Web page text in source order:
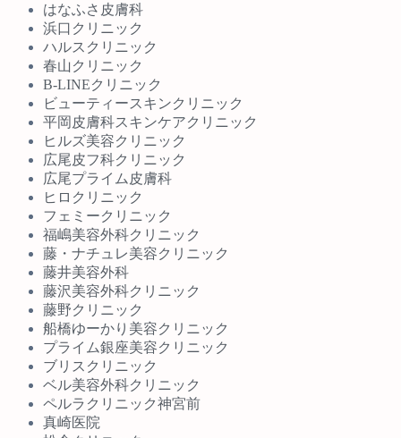
はなふさ皮膚科
浜口クリニック
ハルスクリニック
春山クリニック
B-LINEクリニック
ビューティースキンクリニック
平岡皮膚科スキンケアクリニック
ヒルズ美容クリニック
広尾皮フ科クリニック
広尾プライム皮膚科
ヒロクリニック
フェミークリニック
福嶋美容外科クリニック
藤・ナチュレ美容クリニック
藤井美容外科
藤沢美容外科クリニック
藤野クリニック
船橋ゆーかり美容クリニック
プライム銀座美容クリニック
ブリスクリニック
ベル美容外科クリニック
ペルラクリニック神宮前
真崎医院